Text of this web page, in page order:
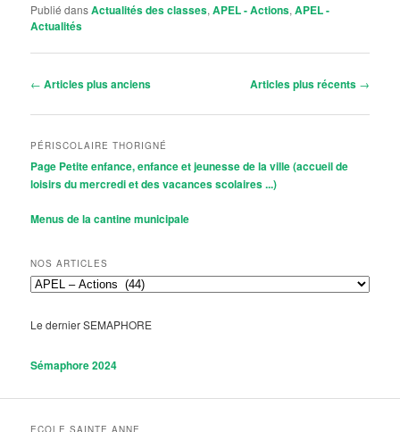
Publié dansActualités des classes,APEL - Actions,APEL -
Actualités
Navigation
articles
← Articles plus anciens Articles plus récents →
PÉRISCOLAIRE THORIGNÉ
Page Petite enfance, enfance et jeunesse de la ville (accueil de
loisirs du mercredi et des vacances scolaires ...)
Menus de la cantine municipale
NOS ARTICLES
Nos
Le dernier SEMAPHORE
Sémaphore 2024
ECOLE SAINTE ANNE